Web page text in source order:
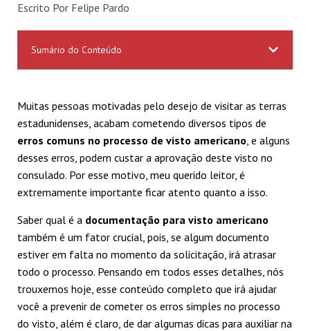
Escrito Por Felipe Pardo
Sumário do Conteúdo
Muitas pessoas motivadas pelo desejo de visitar as terras
estadunidenses, acabam cometendo diversos tipos de
erros comuns no processo de visto americano, e alguns
desses erros, podem custar a aprovação deste visto no
consulado. Por esse motivo, meu querido leitor, é
extremamente importante ficar atento quanto a isso.
Saber qual é a documentação para visto americano
também é um fator crucial, pois, se algum documento
estiver em falta no momento da solicitação, irá atrasar
todo o processo. Pensando em todos esses detalhes, nós
trouxemos hoje, esse conteúdo completo que irá ajudar
você a prevenir de cometer os erros simples no processo
do visto, além é claro, de dar algumas dicas para auxiliar na